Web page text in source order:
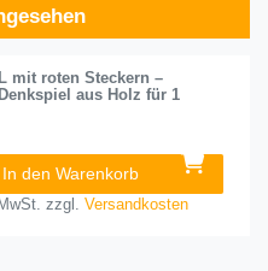
mit roten Steckern –
aus Holz für 1
In den Warenkorb
zzgl.Versandkosten